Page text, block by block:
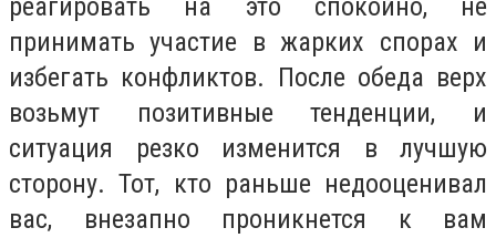
реагировать на это спокойно, не
принимать участие в жарких спорах и
избегать конфликтов. После обеда верх
возьмут позитивные тенденции, и
ситуация резко изменится в лучшую
сторону. Тот, кто раньше недооценивал
вас, внезапно проникнется к вам